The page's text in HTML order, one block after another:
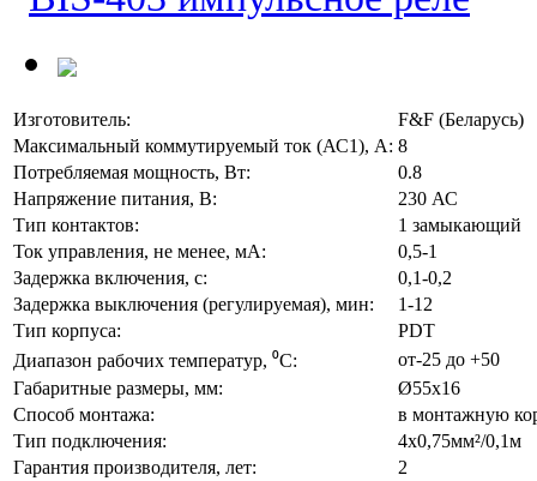
Изготовитель:
F&F (Беларусь)
Максимальный коммутируемый ток (АС1), А: 8
Потребляемая мощность, Вт:
0.8
Напряжение питания, В:
230 АС
Тип контактов:
1 замыкающий
Ток управления, не менее, мА:
0,5-1
Задержка включения, с:
0,1-0,2
Задержка выключения (регулируемая), мин:
1-12
Тип корпуса:
PDT
Диапазон рабочих температур, ⁰С:
от-25 до +50
Габаритные размеры, мм:
Ø55х16
Способ монтажа:
в монтажную
Тип подключения:
4х0,75мм²/0,1м
Гарантия производителя, лет:
2